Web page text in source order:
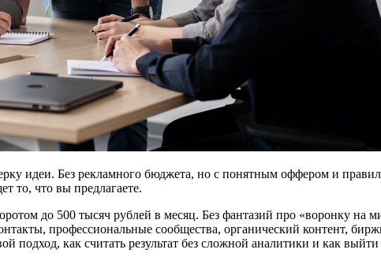
идеи. Без рекламного бюджета, но с понятным оффером и
то, что вы предлагаете.
до 500 тысяч рублей в месяц. Без фантазий про «воронку на
профессиональные сообщества, органический контент,
подход, как считать результат без сложной аналитики и как